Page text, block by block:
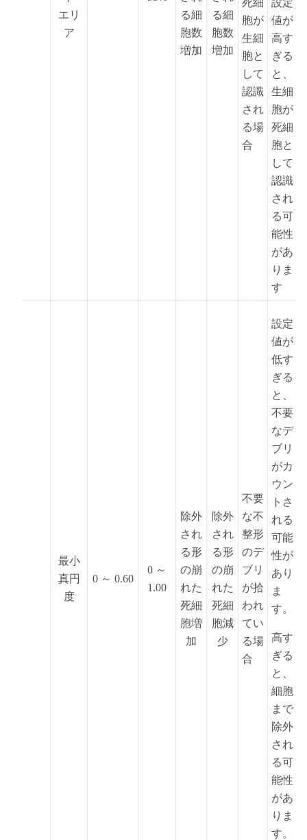
エリ
ア
る細
胞数
増加
る細
胞数
増加
胞が
生細
胞と
して
認識
され
る場
合
値が
高す
ぎる
と、
生細
胞が
死細
胞と
して
認識
され
る可
能性
があ
りま
す
最小
真円
度
0 ～ 0.60
0 ～
1.00
除外
され
る形
の崩
れた
死細
胞増
加
除外
され
る形
の崩
れた
死細
胞減
少
不要
な不
整形
のデ
ブリ
が拾
われ
てい
る場
合
設定
値が
低す
ぎる
と、
不要
なデ
ブリ
がカ
ウン
トさ
れる
可能
性が
あり
ま
す。
高す
ぎる
と、
細胞
まで
除外
され
る可
能性
があ
りま
す。